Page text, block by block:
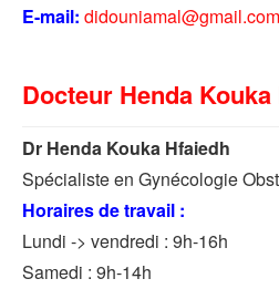
E-mail: didouniamal@gmail.com
Docteur Henda Kouka
Dr Henda Kouka Hfaiedh
Spécialiste en Gynécologie
Horaires de travail :
Lundi -> vendredi : 9h-16h
Samedi : 9h-14h